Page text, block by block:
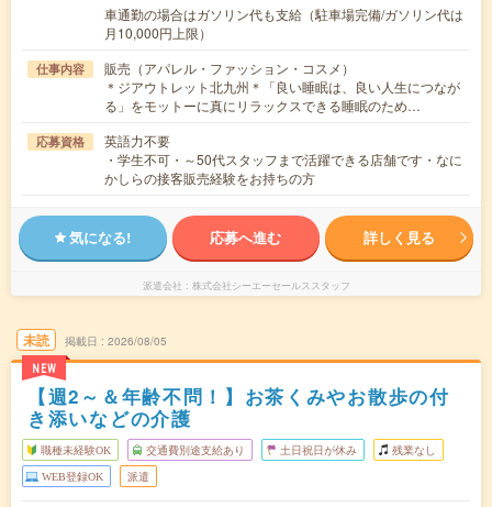
車通勤の場合はガソリン代も支給（駐車場完備/ガソリン代は
月10,000円上限）
仕事内容
販売（アパレル・ファッション・コスメ）
＊ジアウトレット北九州＊「良い睡眠は、良い人生につなが
る」をモットーに真にリラックスできる睡眠のため…
応募資格
英語力不要
・学生不可・～50代スタッフまで活躍できる店舗です・なに
かしらの接客販売経験をお持ちの方
気になる! 応募へ進む 詳しく見る
派遣会社 株式会社シーエーセールススタッフ
未読
NEW
掲載日 2026/08/05
【週2～＆年齢不問！】お茶くみやお散歩の付
き添いなどの介護
職種未経験OK 交通費別途支給あり 土日祝日が休み 残業なし
WEB登録OK 派遣